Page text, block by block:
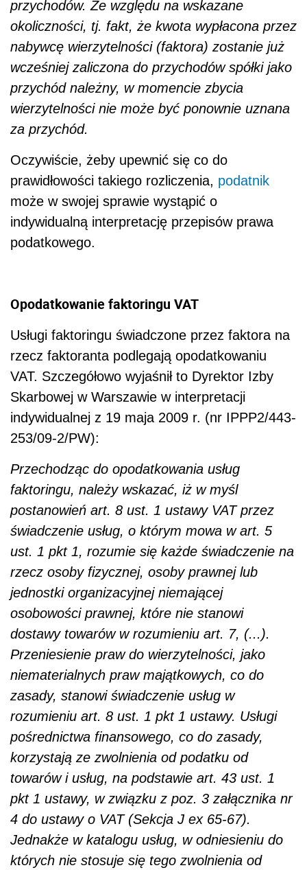
przychodów. Ze względu na wskazane
okoliczności, tj. fakt, że kwota wypłacona przez
nabywcę wierzytelności (faktora) zostanie już
wcześniej zaliczona do przychodów spółki jako
przychód należny, w momencie zbycia
wierzytelności nie może być ponownie uznana
za przychód.
Oczywiście, żeby upewnić się co do
prawidłowości takiego rozliczenia, podatnik
może w swojej sprawie wystąpić o
indywidualną interpretację przepisów prawa
podatkowego.
Opodatkowanie faktoringu VAT
Usługi faktoringu świadczone przez faktora na
rzecz faktoranta podlegają opodatkowaniu
VAT. Szczegółowo wyjaśnił to Dyrektor Izby
Skarbowej w Warszawie w interpretacji
indywidualnej z 19 maja 2009 r. (nr IPPP2/443-
253/09-2/PW):
Przechodząc do opodatkowania usług
faktoringu, należy wskazać, iż w myśl
postanowień art. 8 ust. 1 ustawy VAT przez
świadczenie usług, o którym mowa w art. 5
ust. 1 pkt 1, rozumie się każde świadczenie na
rzecz osoby fizycznej, osoby prawnej lub
jednostki organizacyjnej niemającej
osobowości prawnej, które nie stanowi
dostawy towarów w rozumieniu art. 7, (...).
Przeniesienie praw do wierzytelności, jako
niematerialnych praw majątkowych, co do
zasady, stanowi świadczenie usług w
rozumieniu art. 8 ust. 1 pkt 1 ustawy. Usługi
pośrednictwa finansowego, co do zasady,
korzystają ze zwolnienia od podatku od
towarów i usług, na podstawie art. 43 ust. 1
pkt 1 ustawy, w związku z poz. 3 załącznika nr
4 do ustawy o VAT (Sekcja J ex 65-67).
Jednakże w katalogu usług, w odniesieniu do
których nie stosuje się tego zwolnienia od